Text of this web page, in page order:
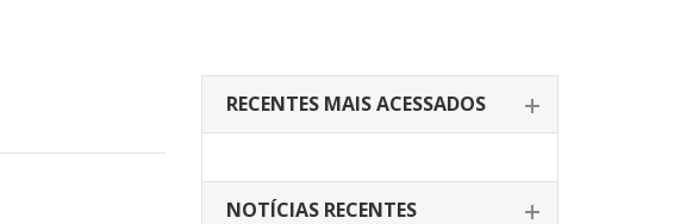
RECENTES MAIS ACESSADOS
NOTÍCIAS RECENTES